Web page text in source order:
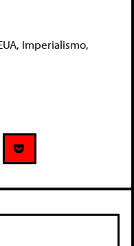
, Imperialismo,